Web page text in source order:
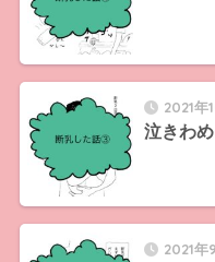
2021年
泣きわ
2021年